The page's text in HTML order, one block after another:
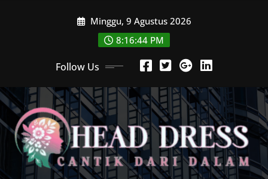
Minggu, 9 Agustus 2026
8:16:46 PM
Follow Us